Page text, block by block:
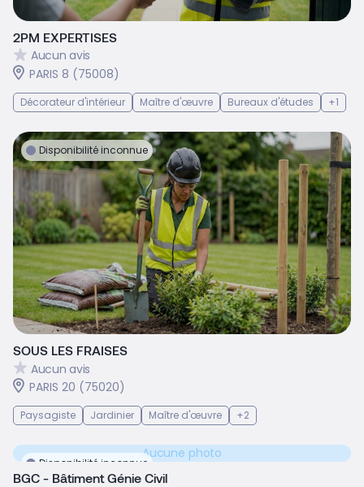
2PM EXPERTISES
Aucun avis
PARIS 8 (75008)
Décorateur d'intérieur Maître d'œuvre Bureaux d'études +1
Disponibilité inconnue
SOUS LES FRAISES
Aucun avis
PARIS 20 (75020)
Paysagiste Jardinier Maître d'œuvre +2
Disponibilité inconnue
Aucune photo
BGC - Bâtiment Génie Civil